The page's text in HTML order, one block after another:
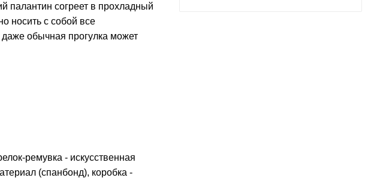
палантин согреет в прохладный
носить с собой все
обычная прогулка может
ремувка - искусственная
(спанбонд), коробка -